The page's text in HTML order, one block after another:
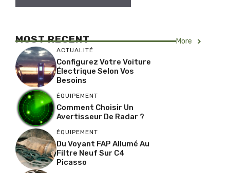
MOST RECENT More
ACTUALITÉ
Configurez Votre Voiture
Électrique Selon Vos
Besoins
ÉQUIPEMENT
Comment Choisir Un
Avertisseur De Radar ?
ÉQUIPEMENT
Du Voyant FAP Allumé Au
Filtre Neuf Sur C4
Picasso